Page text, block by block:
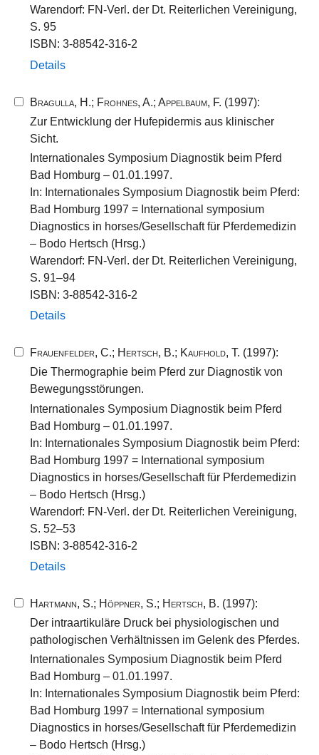
Warendorf: FN-Verl. der Dt. Reiterlichen Vereinigung,
S. 95
ISBN: 3-88542-316-2
Details
Bragulla, H.; Frohnes, A.; Appelbaum, F. (1997):
Zur Entwicklung der Hufepidermis aus klinischer
Sicht.
Internationales Symposium Diagnostik beim Pferd
Bad Homburg – 01.01.1997.
In: Internationales Symposium Diagnostik beim Pferd:
Bad Homburg 1997 = International symposium
Diagnostics in horses/Gesellschaft für Pferdemedizin
– Bodo Hertsch (Hrsg.)
Warendorf: FN-Verl. der Dt. Reiterlichen Vereinigung,
S. 91–94
ISBN: 3-88542-316-2
Details
Frauenfelder, C.; Hertsch, B.; Kaufhold, T. (1997):
Die Thermographie beim Pferd zur Diagnostik von
Bewegungsstörungen.
Internationales Symposium Diagnostik beim Pferd
Bad Homburg – 01.01.1997.
In: Internationales Symposium Diagnostik beim Pferd:
Bad Homburg 1997 = International symposium
Diagnostics in horses/Gesellschaft für Pferdemedizin
– Bodo Hertsch (Hrsg.)
Warendorf: FN-Verl. der Dt. Reiterlichen Vereinigung,
S. 52–53
ISBN: 3-88542-316-2
Details
Hartmann, S.; Höppner, S.; Hertsch, B. (1997):
Der intraartikuläre Druck bei physiologischen und
pathologischen Verhältnissen im Gelenk des Pferdes.
Internationales Symposium Diagnostik beim Pferd
Bad Homburg – 01.01.1997.
In: Internationales Symposium Diagnostik beim Pferd:
Bad Homburg 1997 = International symposium
Diagnostics in horses/Gesellschaft für Pferdemedizin
– Bodo Hertsch (Hrsg.)